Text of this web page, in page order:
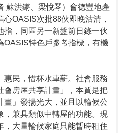
蘇洪鏘、梁悅琴）會德豐地產
OASIS次批88伙即晚沽清，
指，同區另一新盤前日錄一伙
OASIS特色戶參考指標，有機
惠民，惜杯水車薪。社會服務
會房屋共享計畫」，本質是把
畫」發揚光大，並且以輪候公
，兼具類似中轉屋的功能。現
，大量輪候家庭只能暫時租住